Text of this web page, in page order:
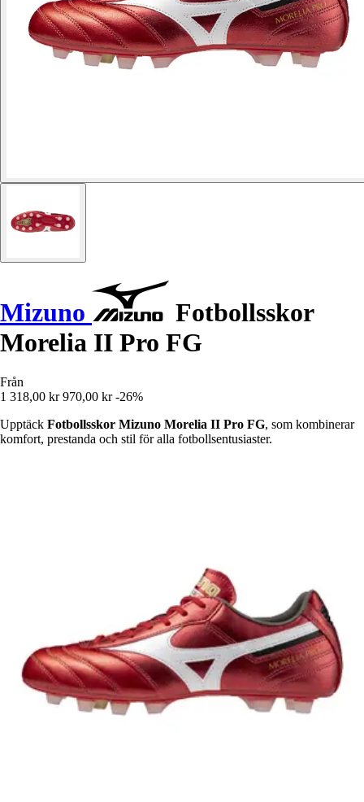
Mizuno
Fotbollsskor
Morelia II Pro FG
Från
1 318,00 kr 970,00 kr -26%
Upptäck Fotbollsskor Mizuno Morelia II Pro FG, som kombinerar
komfort, prestanda och stil för alla fotbollsentusiaster.